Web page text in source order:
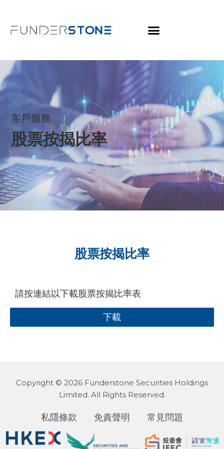
客戶服務
股票按揭比率
股票按揭比率
請按連結以下載股票按揭比率表
下載
Copyright © 2026 Funderstone Securities Holdings
Limited. All Rights Reserved.
私隱條款 免責聲明 常見問題